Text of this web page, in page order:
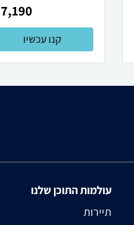
7,190
קנו עכשיו
עולמות התוכן שלנו
תיירות